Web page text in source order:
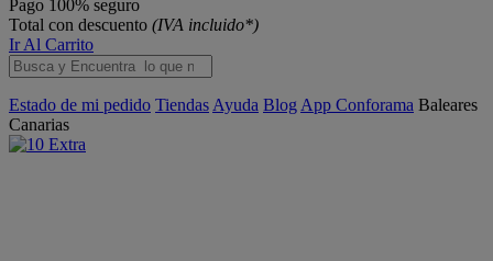
Pago 100% seguro
Total con descuento (IVA incluido*)
Ir Al Carrito
Estado de mi pedido Tiendas Ayuda Blog App Conforama Baleares
Canarias